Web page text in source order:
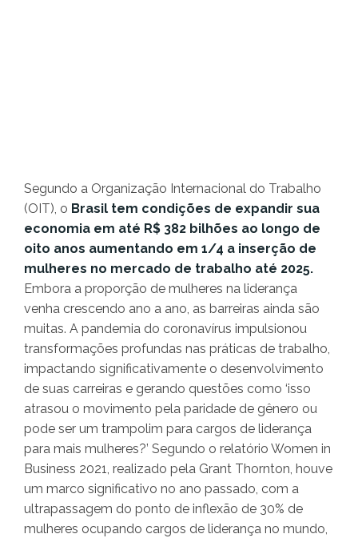
Segundo a Organização Internacional do Trabalho
(OIT), o Brasil tem condições de expandir sua
economia em até R$ 382 bilhões ao longo de
oito anos aumentando em 1/4 a inserção de
mulheres no mercado de trabalho até 2025.
Embora a proporção de mulheres na liderança
venha crescendo ano a ano, as barreiras ainda são
muitas. A pandemia do coronavírus impulsionou
transformações profundas nas práticas de trabalho,
impactando significativamente o desenvolvimento
de suas carreiras e gerando questões como ‘isso
atrasou o movimento pela paridade de gênero ou
pode ser um trampolim para cargos de liderança
para mais mulheres?’ Segundo o relatório Women in
Business 2021, realizado pela Grant Thornton, houve
um marco significativo no ano passado, com a
ultrapassagem do ponto de inflexão de 30% de
mulheres ocupando cargos de liderança no mundo,